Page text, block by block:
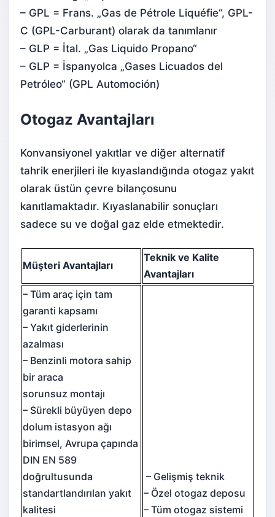
– GPL = Frans. „Gas de Pétrole Liquéfie“, GPL-
C (GPL-Carburant) olarak da tanımlanır
– GLP = İtal. „Gas Liquido Propano“
– GLP = İspanyolca „Gases Licuados del
Petróleo“ (GPL Automoción)
Otogaz Avantajları
Konvansiyonel yakıtlar ve diğer alternatif
tahrik enerjileri ile kıyaslandığında otogaz yakıt
olarak üstün çevre bilançosunu
kanıtlamaktadır. Kıyaslanabilir sonuçları
sadece su ve doğal gaz elde etmektedir.
Müşteri Avantajları
Teknik ve Kalite
Avantajları
– Tüm araç için tam
garanti kapsamı
– Yakıt giderlerinin
azalması
– Benzinli motora sahip
bir araca
sorunsuz montajı
– Sürekli büyüyen depo
dolum istasyon ağı
birimsel, Avrupa çapında
DIN EN 589
doğrultusunda
standartlandırılan yakıt
kalitesi
– Gelişmiş teknik
– Özel otogaz deposu
– Tüm otogaz sistemi